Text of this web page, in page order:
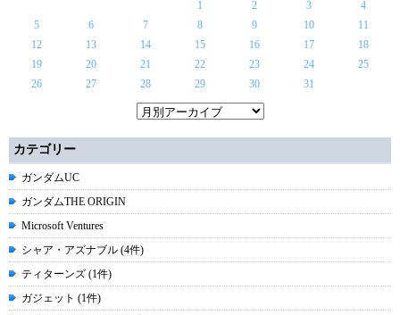
1 2 3
4
5
6 7 8 9 10
11
12
13 14 15 16 17
18
19
20 21 22 23 24
25
26
27 28 29 30 31
カテゴリー
ガンダムUC
ガンダムTHE ORIGIN
Microsoft Ventures
シャア・アズナブル (4件)
ティターンズ (1件)
ガジェット (1件)